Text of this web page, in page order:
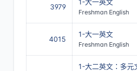
3979
1-大一英文
Freshman English
4015
1-大一英文
Freshman English
1-大二英文：多元